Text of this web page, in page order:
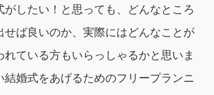
がしたい！と思っても、どんなところ
せば良いのか、実際にはどんなことが
れている方もいらっしゃるかと思いま
結婚式をあげるためのフリープランニ